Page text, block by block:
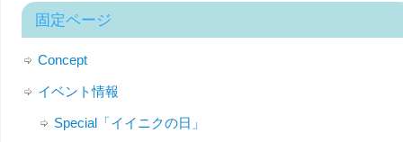
固定ページ
Concept
イベント情報
Special「イイニクの日」